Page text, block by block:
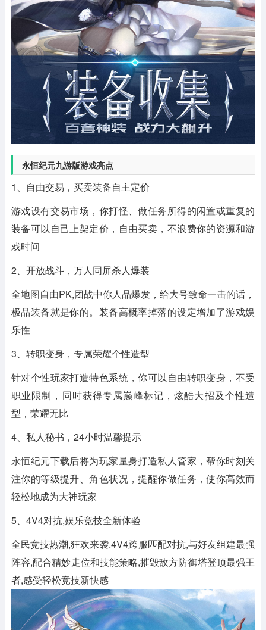
永恒纪元九游版游戏亮点
1、自由交易，买卖装备自主定价
游戏设有交易市场，你打怪、做任务所得的闲置或重复的
装备可以自己上架定价，自由买卖，不浪费你的资源和游
戏时间
2、开放战斗，万人同屏杀人爆装
全地图自由PK,团战中你人品爆发，给大号致命一击的话，
极品装备就是你的。装备高概率掉落的设定增加了游戏娱
乐性
3、转职变身，专属荣耀个性造型
针对个性玩家打造特色系统，你可以自由转职变身，不受
职业限制，同时获得专属巅峰标记，炫酷大招及个性造
型，荣耀无比
4、私人秘书，24小时温馨提示
永恒纪元下载后将为玩家量身打造私人管家，帮你时刻关
注你的等级提升、角色状况，提醒你做任务，使你高效而
轻松地成为大神玩家
5、4V4对抗,娱乐竞技全新体验
全民竞技热潮,狂欢来袭.4V4跨服匹配对抗,与好友组建最强
阵容,配合精妙走位和技能策略,摧毁敌方防御塔登顶最强王
者,感受轻松竞技新快感